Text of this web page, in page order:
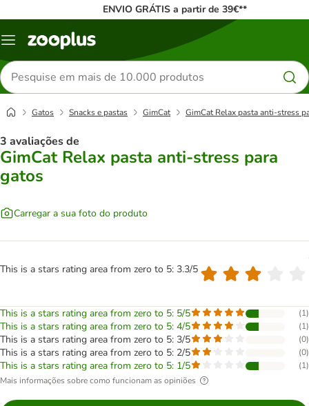
ENVIO GRÁTIS a partir de 39€**
Menu
Pesquisar
produtos
Gatos Snacks e pastas GimCat GimCat Relax pasta anti-stress
3 avaliações de
GimCat Relax pasta anti-stress para
gatos
Carregar a sua foto do produto
This is a stars rating area from zero to 5: 3.3/5
This is a stars rating area from zero to 5: 5/5 (1)
This is a stars rating area from zero to 5: 4/5 (1)
This is a stars rating area from zero to 5: 3/5 (0)
This is a stars rating area from zero to 5: 2/5 (0)
This is a stars rating area from zero to 5: 1/5 (1)
Mais informações sobre como funcionam as opiniões